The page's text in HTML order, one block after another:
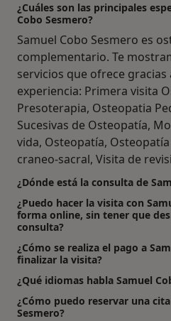
¿Cuáles son las principales
Cobo Sesmero?
Samuel Cobo Sesmero es
complementario. Te
servicios que ofrece
experiencia: Primera visita
Presoterapia, Osteopatia
Sucesivas de Osteopatía,
vida, Osteopatía,
craneo-sacral, Visita de
¿Dónde está la consulta de
¿Puedo hacer la visita con
forma online, sin tener que
consulta?
¿Cómo se realiza el pago a
finalizar la visita?
¿Qué idiomas habla Samuel
¿Cómo puedo reservar una
Sesmero?